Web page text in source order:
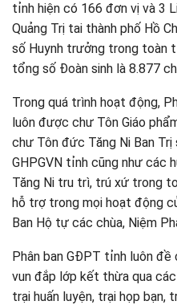
tỉnh hiện có 166 đơn vị và 3
Quảng Trị tai thành phố Hồ
số Huynh trưởng trong toàn
tổng số Đoàn sinh là 8.877
Trong quá trình hoạt động,
luôn được chư Tôn Giáo
chư Tôn đức Tăng Ni Ban
GHPGVN tỉnh cũng như các
Tăng Ni tru trì, trú xứ trong
hỗ trợ trong mọi hoạt động
Ban Hộ tự các chùa, Niệm
Phân ban GĐPT tỉnh luôn
vun đắp lớp kết thừa qua
trại huấn luyện, trại họp bạn,